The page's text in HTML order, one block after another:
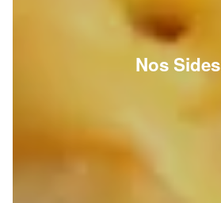
Nos Sides